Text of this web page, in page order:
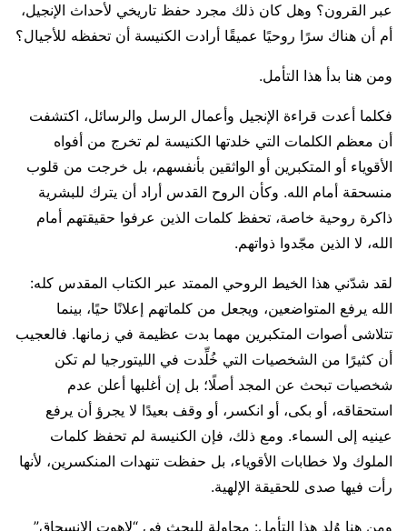
عبر القرون؟ وهل كان ذلك مجرد حفظ تاريخي لأحداث الإنجيل،
أم أن هناك سرًا روحيًا عميقًا أرادت الكنيسة أن تحفظه للأجيال؟
ومن هنا بدأ هذا التأمل.
فكلما أعدت قراءة الإنجيل وأعمال الرسل والرسائل، اكتشفت
أن معظم الكلمات التي خلدتها الكنيسة لم تخرج من أفواه
الأقوياء أو المتكبرين أو الواثقين بأنفسهم، بل خرجت من قلوب
منسحقة أمام الله. وكأن الروح القدس أراد أن يترك للبشرية
ذاكرة روحية خاصة، تحفظ كلمات الذين عرفوا حقيقتهم أمام
الله، لا الذين مجّدوا ذواتهم.
لقد شدّني هذا الخيط الروحي الممتد عبر الكتاب المقدس كله:
الله يرفع المتواضعين، ويجعل من كلماتهم إعلانًا حيًا، بينما
تتلاشى أصوات المتكبرين مهما بدت عظيمة في زمانها. فالعجيب
أن كثيرًا من الشخصيات التي خُلِّدت في الليتورجيا لم تكن
شخصيات تبحث عن المجد أصلًا؛ بل إن أغلبها أعلن عدم
استحقاقه، أو بكى، أو انكسر، أو وقف بعيدًا لا يجرؤ أن يرفع
عينيه إلى السماء. ومع ذلك، فإن الكنيسة لم تحفظ كلمات
الملوك ولا خطابات الأقوياء، بل حفظت تنهدات المنكسرين، لأنها
رأت فيها صدى للحقيقة الإلهية.
ومن هنا وُلد هذا التأمل: محاولة للبحث في “لاهوت الانسحاق”